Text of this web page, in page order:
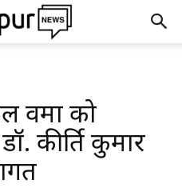
वर्मा को
कीर्ति कुमार